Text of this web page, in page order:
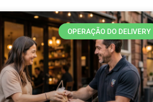
OPERAÇÃO DO DELIVERY